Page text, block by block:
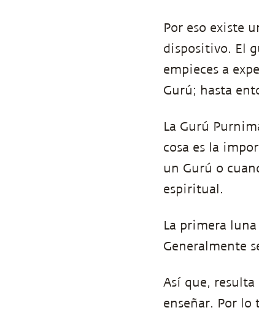
Por eso existe
dispositivo. El
empieces a
Gurú; hasta
La Gurú
cosa es la
un Gurú o
espiritual.
La primera
Generalmente
Así que,
enseñar. Por lo